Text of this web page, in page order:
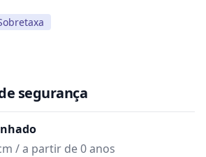
segurança
/ a partir de 0 anos